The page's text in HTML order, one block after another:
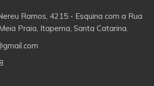
Ramos, 4215 - Esquina com a Rua
Praia, Itapema, Santa Catarina.